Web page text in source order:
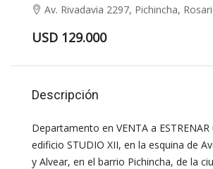
Av. Rivadavia 2297, Pichincha,
USD 129.000
Descripción
Departamento en VENTA a
edificio STUDIO XII, en la esquina de
y Alvear, en el barrio Pichincha, de la